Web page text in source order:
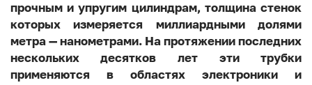
прочным и упругим цилиндрам, толщина стенок
которых измеряется миллиардными долями
метра — нанометрами. На протяжении последних
нескольких десятков лет эти трубки
применяются в областях электроники и